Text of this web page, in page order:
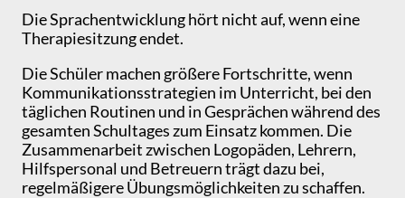
Die Sprachentwicklung hört nicht auf, wenn eine
Therapiesitzung endet.
Die Schüler machen größere Fortschritte, wenn
Kommunikationsstrategien im Unterricht, bei den
täglichen Routinen und in Gesprächen während des
gesamten Schultages zum Einsatz kommen. Die
Zusammenarbeit zwischen Logopäden, Lehrern,
Hilfspersonal und Betreuern trägt dazu bei,
regelmäßigere Übungsmöglichkeiten zu schaffen.